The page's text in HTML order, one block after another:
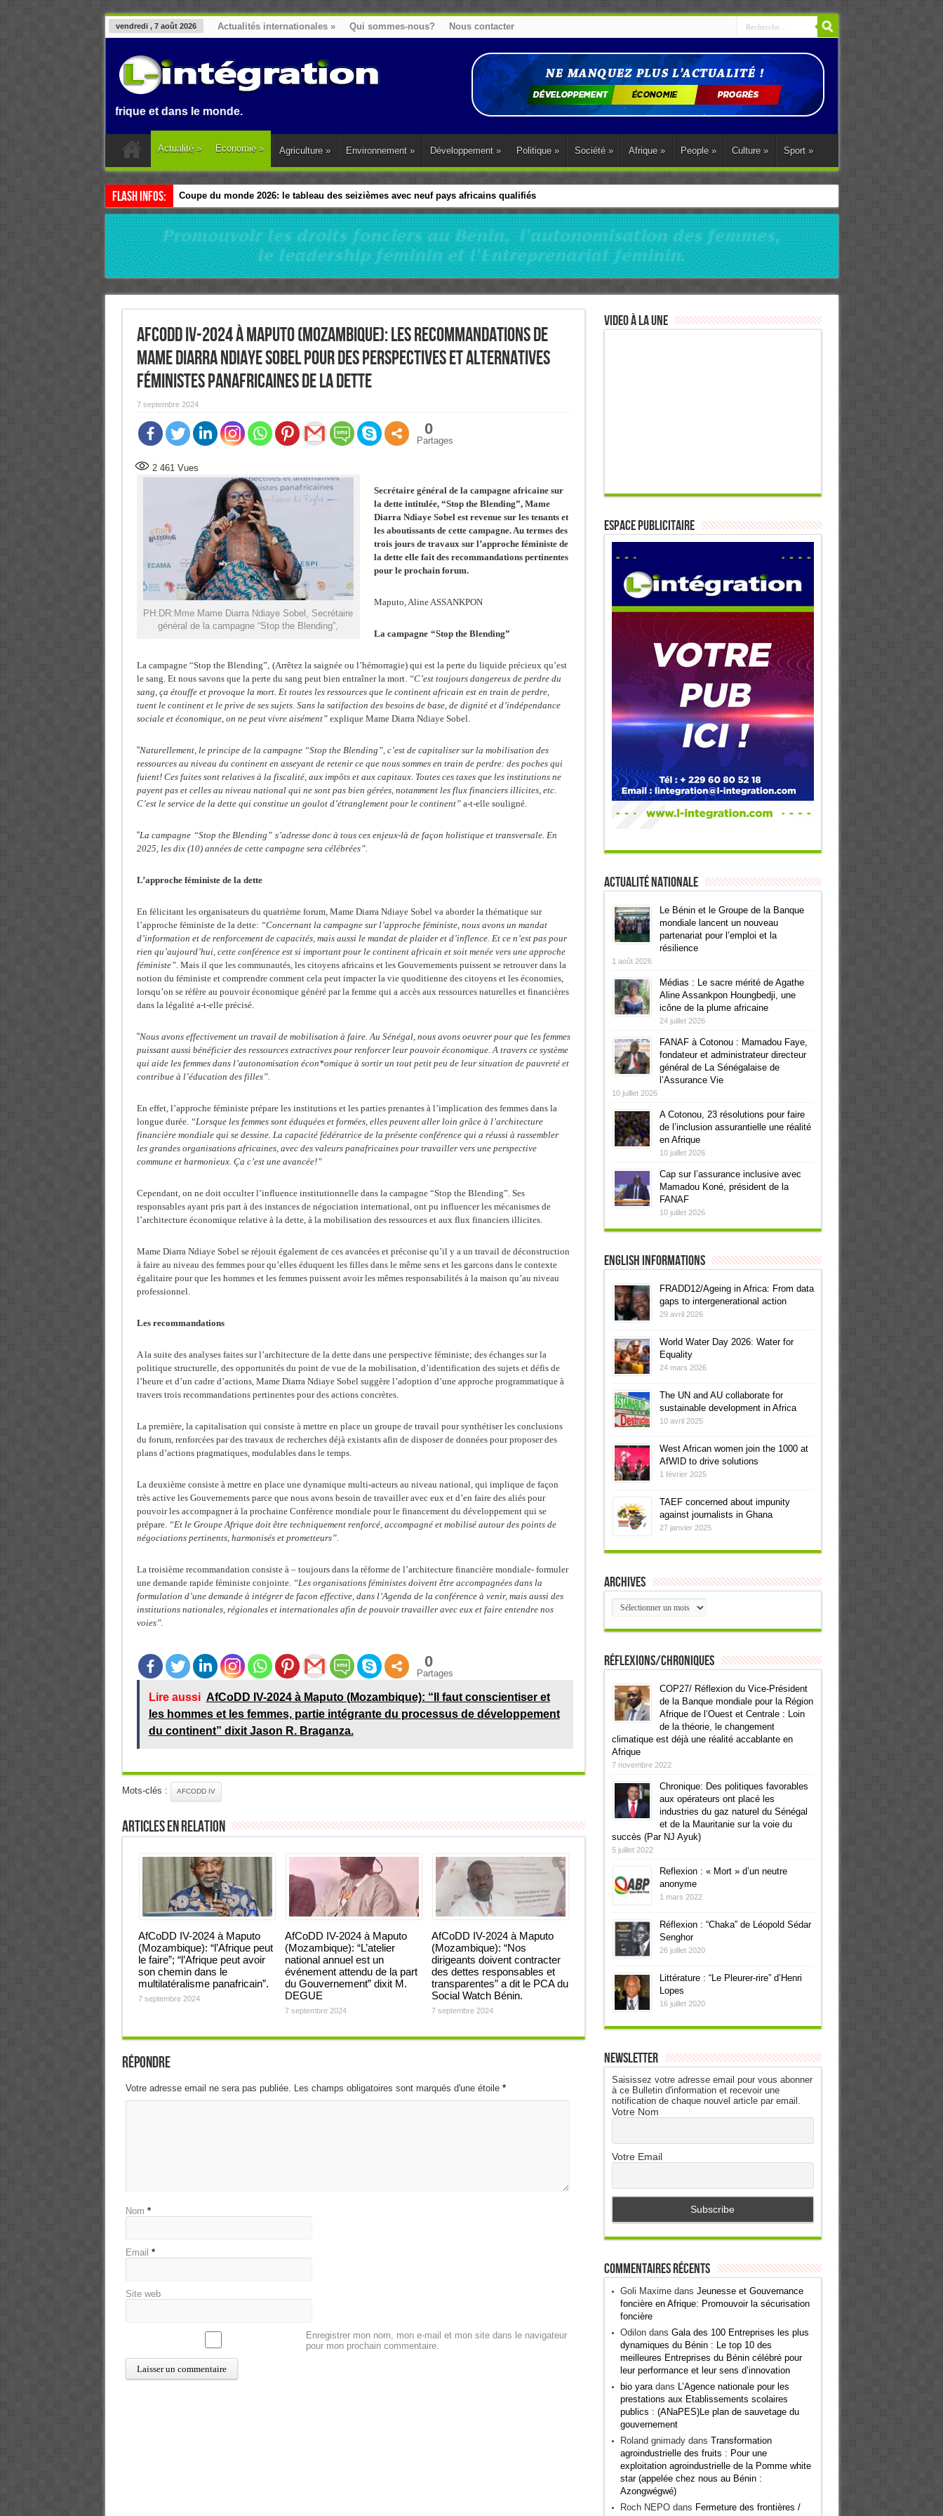
vendredi , 7 août 2026 Actualités internationales » Qui sommes-nous? Nous contacter
en Afrique et dans le monde.
Actualité » Economie » Agriculture » Environnement » Développement » Politique » Société » Afrique » People » Culture » Sport »
Flash Infos: Coupe du monde 2026: le tableau des seizièmes avec neuf pays africains qualifiés
Esclavage: à Accra, l’Afrique et sa diaspora tentent de parler d’une seule voix sur la question des réparations
AfCoDD IV-2024 à Maputo (Mozambique): les recommandations de
Mame Diarra Ndiaye Sobel pour des perspectives et alternatives
féministes panafricaines de la dette
7 septembre 2024
0
Partages
2 461Vues
PH:DR:Mme Mame Diarra Ndiaye Sobel, Secrétaire
général de la campagne “Stop the Blending”,
Secrétaire général de la campagne africaine sur
la dette intitulée, “Stop the Blending”, Mame
Diarra Ndiaye Sobel est revenue sur les tenants et
les aboutissants de cette campagne. Au termes des
trois jours de travaux sur l’approche féministe de
la dette elle fait des recommandations pertinentes
pour le prochain forum.
Maputo, Aline ASSANKPON
La campagne “Stop the Blending”
La campagne “Stop the Blending”, (Arrêtez la saignée ou l’hémorragie) qui est la perte du liquide précieux qu’est
le sang. Et nous savons que la perte du sang peut bien entraîner la mort. “C’est toujours dangereux de perdre du
sang, ça étouffe et provoque la mort. Et toutes les ressources que le continent africain est en train de perdre,
tuent le continent et le prive de ses sujets. Sans la satifaction des besoins de base, de dignité et d’indépendance
sociale et économique, on ne peut vivre aisément”explique Mame Diarra Ndiaye Sobel.
“Naturellement, le principe de la campagne “Stop the Blending”, c’est de capitaliser sur la mobilisation des
ressources au niveau du continent en asseyant de retenir ce que nous sommes en train de perdre: des poches qui
fuient! Ces fuites sont relatives à la fiscalité, aux impôts et aux capitaux. Toutes ces taxes que les institutions ne
payent pas et celles au niveau national qui ne sont pas bien gérées, notamment les flux financiers illicites, etc.
C’est le service de la dette qui constitue un goulot d’étranglement pour le continent” a-t-elle souligné.
“La campagne “Stop the Blending” s’adresse donc à tous ces enjeux-là de façon holistique et transversale. En
2025, les dix (10) années de cette campagne sera célébrées”.
L’approche féministe de la dette
En félicitant les organisateurs du quatrième forum,Mame Diarra Ndiaye Sobel va aborder la thématique sur
l’approche féministe de la dette: “Concernant la campagne sur l’approche féministe, nous avons un mandat
d’information et de renforcement de capacités, mais aussi le mandat de plaider et d’inflence. Et ce n’est pas pour
rien qu’aujourd’hui, cette conférence est si important pour le continent africain et soit menée vers une approche
féministe”. Mais il que les communautés, les citoyens africains et les Gouvernements puissent se retrouver dans la
notion du féministe et comprendre comment cela peut impacter la vie quoditienne des citoyens et les économies,
lorsqu’on se réfère au pouvoir économique généré par la femme qui a accès aux ressources naturelles et financières
dans la légalité a-t-elle précisé.
“Nous avons effectivement un travail de mobilisation à faire. Au Sénégal, nous avons oeuvrer pour que les femmes
puissant aussi bénéficier des ressources extractives pour renforcer leur pouvoir économique. A travers ce système
qui aide les femmes dans l’autonomisation écon*omique à sortir un tout petit peu de leur situation de pauvreté et
contribue à l’éducation des filles”.
En effet, l’approche féministe prépare les institutions et les parties prenantes à l’implication des femmes dans la
longue durée. “Lorsque les femmes sont éduquées et formées, elles peuvent aller loin grâce à l’architecture
financière mondiale qui se dessine. La capacité fédératrice de la présente conférence qui a réussi à rassembler
les grandes organisations africaines, avec des valeurs panafricaines pour travailler vers une perspective
commune et harmonieux. Ça c’est une avancée!”
Cependant, on ne doit occulter l’influence institutionnelle dans la campagne “Stop the Blending”. Ses
responsables ayant pris part à des instances de négociation international, ont pu influencer les mécanismes de
l’architecture économique relative à la dette, à la mobilisation des ressources et aux flux financiers illicites.
Mame Diarra Ndiaye Sobelse réjouit également de ces avancées et préconise qu’il y a un travail de déconstruction
à faire au niveau des femmes pour qu’elles éduquent les filles dans le même sens et les garcons dans le contexte
égalitaire pour que les hommes et les femmes puissent avoir les mêmes responsabilités à la maison qu’au niveau
professionnel.
Les recommandations
A la suite des analyses faites sur l’architecture de la dette dans une perspective féministe; des échanges sur la
politique structurelle, des opportunités du point de vue de la mobilisation, d’identification des sujets et défis de
l’heure et d’un cadre d’actions, Mame Diarra Ndiaye Sobel suggère l’adoption d’une approche programmatique à
travers trois recommandations pertinentes pour des actions concrètes.
La première, la capitalisation qui consiste à mettre en place un groupe de travail pour synthétiser les conclusions
du forum, renforcées par des travaux de recherches déjà existants afin de disposer de données pour proposer des
plans d’actions pragmatiques, modulables dans le temps.
La deuxième consiste à mettre en place une dynamique multi-acteurs au niveau national, qui implique de façon
très active les Gouvernements parce que nous avons besoin de travailler avec eux et d’en faire des aliés pour
pouvoir les accompagner à la prochaine Conférence mondiale pour le financement du développement qui se
prépare. “Et le Groupe Afrique doit être techniquement renforcé, accompagné et mobilisé autour des points de
négociations pertinents, harmonisés et prometteurs”.
La troisième recommandation consiste à – toujours dans la réforme de l’architecture financière mondiale- formuler
une demande rapide féministe conjointe. “Les organisations féministes doivent être accompagnées dans la
formulation d’une demande à intégrer de facon effective, dans l’Agenda de la conférence à venir, mais aussi des
institutions nationales, régionales et internationales afin de pouvoir travailler avec eux et faire entendre nos
voies”.
0
Partages
Lire aussi AfCoDD IV-2024 à Maputo (Mozambique): “Il faut conscientiser et
les hommes et les femmes, partie intégrante du processus de développement
du continent” dixit Jason R. Braganza.
Mots-clés : AFCODD IV
Articles en relation
AfCoDD IV-2024 à Maputo
(Mozambique): “l’Afrique peut
le faire”; “l’Afrique peut avoir
son chemin dans le
multilatéralisme panafricain”.
7 septembre 2024
AfCoDD IV-2024 à Maputo
(Mozambique): “L’atelier
national annuel est un
événement attendu de la part
du Gouvernement” dixit M.
DEGUE
7 septembre 2024
AfCoDD IV-2024 à Maputo
(Mozambique): “Nos
dirigeants doivent contracter
des dettes responsables et
transparentes” a dit le PCA du
Social Watch Bénin.
7 septembre 2024
Répondre
Votre adresse email ne sera pas publiée. Les champs obligatoires sont marqués d'une étoile *
Nom *
Email *
Site web
Enregistrer mon nom, mon e-mail et mon site dans le navigateur
pour mon prochain commentaire.
Video à la Une
ESPACE PUBLICITAIRE
Actualité Nationale
Le Bénin et le Groupe de la Banque
mondiale lancent un nouveau
partenariat pour l’emploi et la
résilience
1 août 2026
Médias : Le sacre mérité de Agathe
Aline Assankpon Houngbedji, une
icône de la plume africaine
24 juillet 2026
FANAF à Cotonou : Mamadou Faye,
fondateur et administrateur directeur
général de La Sénégalaise de
l’Assurance Vie
10 juillet 2026
A Cotonou, 23 résolutions pour faire
de l’inclusion assurantielle une réalité
en Afrique
10 juillet 2026
Cap sur l’assurance inclusive avec
Mamadou Koné, président de la
FANAF
10 juillet 2026
English informations
FRADD12/Ageing in Africa: From data
gaps to intergenerational action
29 avril 2026
World Water Day 2026: Water for
Equality
24 mars 2026
The UN and AU collaborate for
sustainable development in Africa
10 avril 2025
West African women join the 1000 at
AfWID to drive solutions
1 février 2025
TAEF concerned about impunity
against journalists in Ghana
27 janvier 2025
Archives
Archives
Réflexions/Chroniques
COP27/ Réflexion du Vice-Président
de la Banque mondiale pour la Région
Afrique de l’Ouest et Centrale : Loin
de la théorie, le changement
climatique est déjà une réalité accablante en
Afrique
7 novembre 2022
Chronique: Des politiques favorables
aux opérateurs ont placé les
industries du gaz naturel du Sénégal
et de la Mauritanie sur la voie du
succès (Par NJ Ayuk)
5 juillet 2022
Reflexion : « Mort » d’un neutre
anonyme
1 mars 2022
Réflexion : “Chaka” de Léopold Sédar
Senghor
26 juillet 2020
Littérature : “Le Pleurer-rire” d’Henri
Lopes
16 juillet 2020
Newsletter
Saisissez votre adresse email pour vous abonner
à ce Bulletin d'information et recevoir une
notification de chaque nouvel article par email.
Votre Nom
Votre Email
Commentaires récents
Goli Maximedans Jeunesse et Gouvernance
foncière en Afrique: Promouvoir la sécurisation
foncière
Odilondans Gala des 100 Entreprises les plus
dynamiques du Bénin : Le top 10 des
meilleures Entreprises du Bénin célébré pour
leur performance et leur sens d’innovation
bio yaradans L’Agence nationale pour les
prestations aux Etablissements scolaires
publics : (ANaPES)Le plan de sauvetage du
gouvernement
Roland gnimadydans Transformation
agroindustrielle des fruits : Pour une
exploitation agroindustrielle de la Pomme white
star (appelée chez nous au Bénin :
Azongwégwé)
Roch NEPOdans Fermeture des frontières /